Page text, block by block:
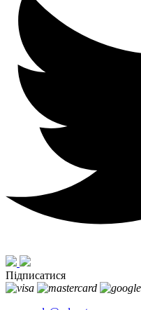
Підписатися